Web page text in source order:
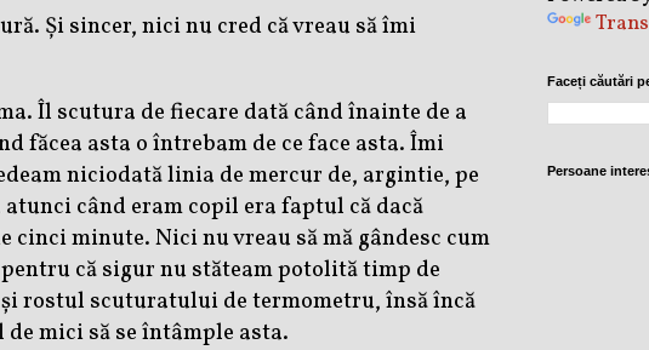
Și sincer, nici nu cred că vreau să îmi
Îl scutura de fiecare dată când înainte de a
făcea asta o întrebam de ce face asta. Îmi
niciodată linia de mercur de, argintie, pe
când eram copil era faptul că dacă
minute. Nici nu vreau să mă gândesc cum
că sigur nu stăteam potolită timp de
rostul scuturatului de termometru, însă încă
mici să se întâmple asta.
Faceți căutări
Persoane